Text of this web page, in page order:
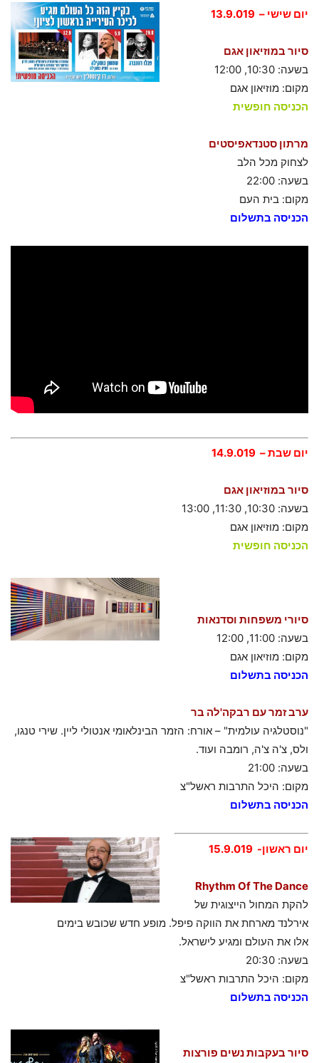
יום שישי – 13.9.019
סיור במוזיאון אגם
בשעה: 10:30, 12:00
מקום: מוזיאון אגם
הכניסה חופשית
מרתון סטנדאפיסטים
לצחוק מכל הלב
בשעה: 22:00
מקום: בית העם
הכניסה בתשלום
יום שבת – 14.9.019
סיור במוזיאון אגם
בשעה: 10:30, 11:30, 13:00
מקום: מוזיאון אגם
הכניסה חופשית
סיורי משפחות וסדנאות
בשעה: 11:00, 12:00
מקום: מוזיאון אגם
הכניסה בתשלום
ערב זמר עם רבקה'לה בר
"נוסטלגיה עולמית" – אורח: הזמר הבינלאומי אנטולי ליין. שירי טנגו,
ולס, צ'ה צ'ה, רומבה ועוד.
בשעה: 21:00
מקום: היכל התרבות ראשל"צ
הכניסה בתשלום
יום ראשון- 15.9.019
Rhythm Of The Dance
להקת המחול הייצוגית של
אירלנד מארחת את הווקה פיפל. מופע חדש שכובש בימים
אלו את העולם ומגיע לישראל.
בשעה: 20:30
מקום: היכל התרבות ראשל"צ
הכניסה בתשלום
סיור בעקבות נשים פורצות